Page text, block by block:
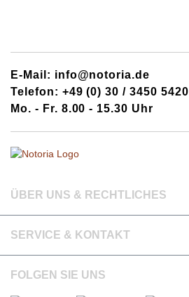
E-Mail: info@notoria.de
Telefon: +49 (0) 30 / 3450 5420
Mo. - Fr. 8.00 - 15.30 Uhr
ÜBER UNS & RECHTLICHES
SERVICE & KONTAKT
FOLGEN SIE UNS